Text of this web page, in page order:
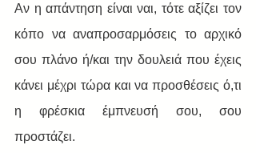
Αν η απάντηση είναι ναι, τότε αξίζει τον
κόπο να αναπροσαρμόσεις το αρχικό
σου πλάνο ή/και την δουλειά που έχεις
κάνει μέχρι τώρα και να προσθέσεις ό,τι
η φρέσκια έμπνευσή σου, σου
προστάζει.